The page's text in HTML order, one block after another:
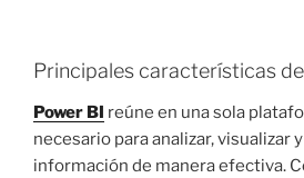
Principales características
Power BI reúne en una sola
necesario para analizar, visualizar
información de manera efectiva.